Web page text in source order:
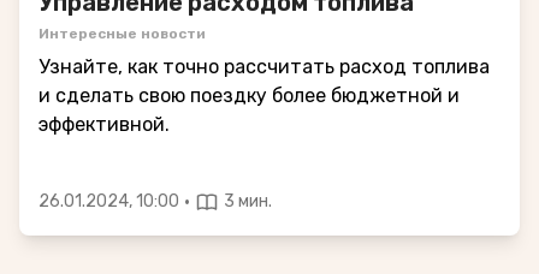
Интересные новости
Узнайте, как точно рассчитать расход топлива
и сделать свою поездку более бюджетной и
эффективной.
26.01.2024, 10:00 · 3 мин.